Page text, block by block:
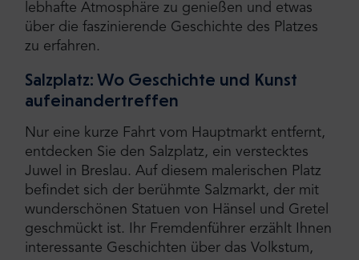
lebhafte Atmosphäre zu genießen und etwas
über die faszinierende Geschichte des Platzes
zu erfahren.
Salzplatz: Wo Geschichte und Kunst
aufeinandertreffen
Nur eine kurze Fahrt vom Hauptmarkt entfernt,
entdecken Sie den Salzplatz, ein verstecktes
Juwel in Breslau. Auf diesem malerischen Platz
befindet sich der berühmte Salzmarkt, der mit
wunderschönen Statuen von Hänsel und Gretel
geschmückt ist. Ihr Fremdenführer erzählt Ihnen
interessante Geschichten über das Volkstum,